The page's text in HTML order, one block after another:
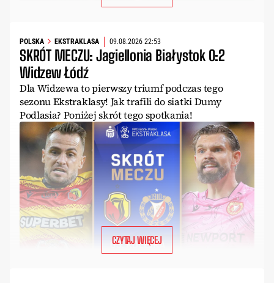
POLSKA EKSTRAKLASA 09.08.2026 22:53
SKRÓT MECZU: Jagiellonia Białystok 0:2
Widzew Łódź
Dla Widzewa to pierwszy triumf podczas tego
sezonu Ekstraklasy! Jak trafili do siatki Dumy
Podlasia? Poniżej skrót tego spotkania!
CZYTAJ WIĘCEJ